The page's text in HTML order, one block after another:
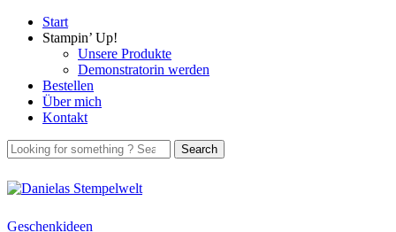
Start
Stampin’ Up!
Unsere Produkte
Demonstratorin werden
Bestellen
Über mich
Kontakt
Geschenkideen